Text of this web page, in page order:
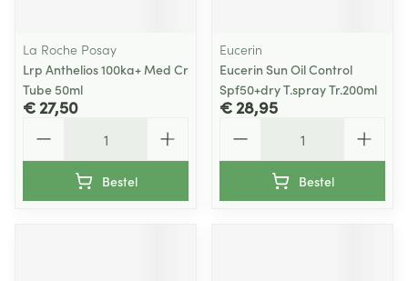
La Roche Posay
Lrp Anthelios 100ka+ Med Cr
Tube 50ml
€ 27,50
Bestel
Eucerin
Eucerin Sun Oil Control
Spf50+dry T.spray Tr.200ml
€ 28,95
Bestel